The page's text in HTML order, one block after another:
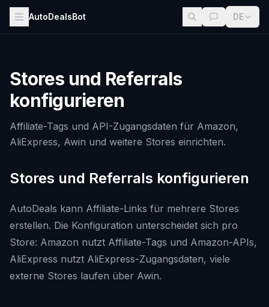
AutoDealsBot DE
Stores und Referrals
konfigurieren
Affiliate-Tags und API-Zugangsdaten für Amazon,
AliExpress, Awin und weitere Stores einrichten.
Stores und Referrals konfigurieren
AutoDeals kann Affiliate-Links für mehrere Stores
erstellen. Die Konfiguration unterscheidet sich pro
Store: Amazon nutzt Affiliate-Tags und Amazon-APIs,
AliExpress nutzt AliExpress-Zugangsdaten, viele
externe Stores laufen über Awin.